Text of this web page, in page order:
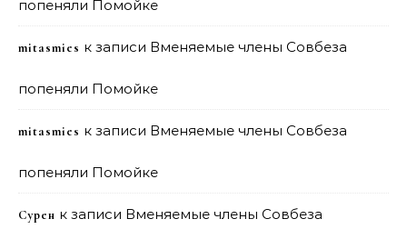
попеняли Помойке
mitasmies к записи Вменяемые члены Совбеза
попеняли Помойке
mitasmies к записи Вменяемые члены Совбеза
попеняли Помойке
Сурен к записи Вменяемые члены Совбеза